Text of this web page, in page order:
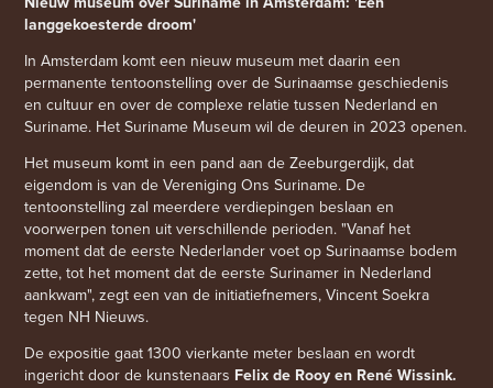
langgekoesterde droom'
In Amsterdam komt een nieuw museum met daarin een
permanente tentoonstelling over de Surinaamse geschiedenis
en cultuur en over de complexe relatie tussen Nederland en
Suriname. Het Suriname Museum wil de deuren in 2023 openen.
Het museum komt in een pand aan de Zeeburgerdijk, dat
eigendom is van de Vereniging Ons Suriname. De
tentoonstelling zal meerdere verdiepingen beslaan en
voorwerpen tonen uit verschillende perioden. "Vanaf het
moment dat de eerste Nederlander voet op Surinaamse bodem
zette, tot het moment dat de eerste Surinamer in Nederland
aankwam", zegt een van de initiatiefnemers, Vincent Soekra
tegen NH Nieuws.
De expositie gaat 1300 vierkante meter beslaan en wordt
ingericht door de kunstenaars Felix de Rooy en René Wissink.